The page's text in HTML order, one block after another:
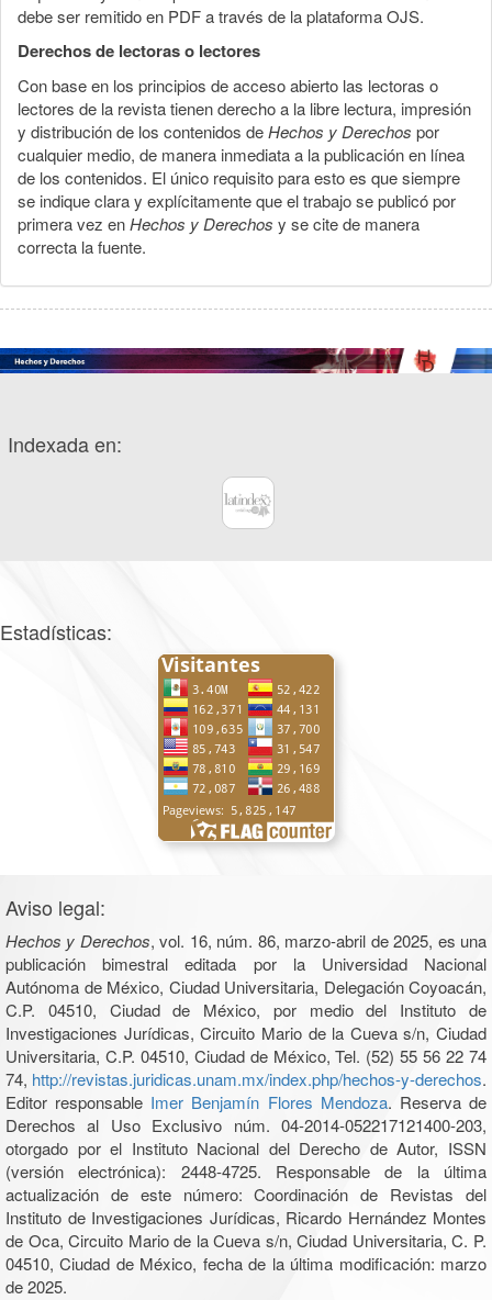
debe ser remitido en PDF a través de la plataforma OJS.
Derechos de lectoras o lectores
Con base en los principios de acceso abierto las lectoras o
lectores de la revista tienen derecho a la libre lectura, impresión
y distribución de los contenidos deHechos y Derechos por
cualquier medio, de manera inmediata a la publicación en línea
de los contenidos. El único requisito para esto es que siempre
se indique clara y explícitamente que el trabajo se publicó por
primera vez enHechos y Derechos y se cite de manera
correcta la fuente.
Indexada en:
Estadísticas:
Aviso legal:
Hechos y Derechos, vol. 16, núm. 86, marzo-abril de 2025, es una
publicación bimestral editada por la Universidad Nacional
Autónoma de México, Ciudad Universitaria, Delegación Coyoacán,
C.P. 04510, Ciudad de México, por medio del Instituto de
Investigaciones Jurídicas, Circuito Mario de la Cueva s/n, Ciudad
Universitaria, C.P. 04510, Ciudad de México, Tel. (52) 55 56 22 74
74, http://revistas.juridicas.unam.mx/index.php/hechos-y-derechos.
Editor responsable Imer Benjamín Flores Mendoza. Reserva de
Derechos al Uso Exclusivo núm. 04-2014-052217121400-203,
otorgado por el Instituto Nacional del Derecho de Autor, ISSN
(versión electrónica): 2448-4725. Responsable de la última
actualización de este número: Coordinación de Revistas del
Instituto de Investigaciones Jurídicas, Ricardo Hernández Montes
de Oca, Circuito Mario de la Cueva s/n, Ciudad Universitaria, C. P.
04510, Ciudad de México, fecha de la última modificación: marzo
de 2025.